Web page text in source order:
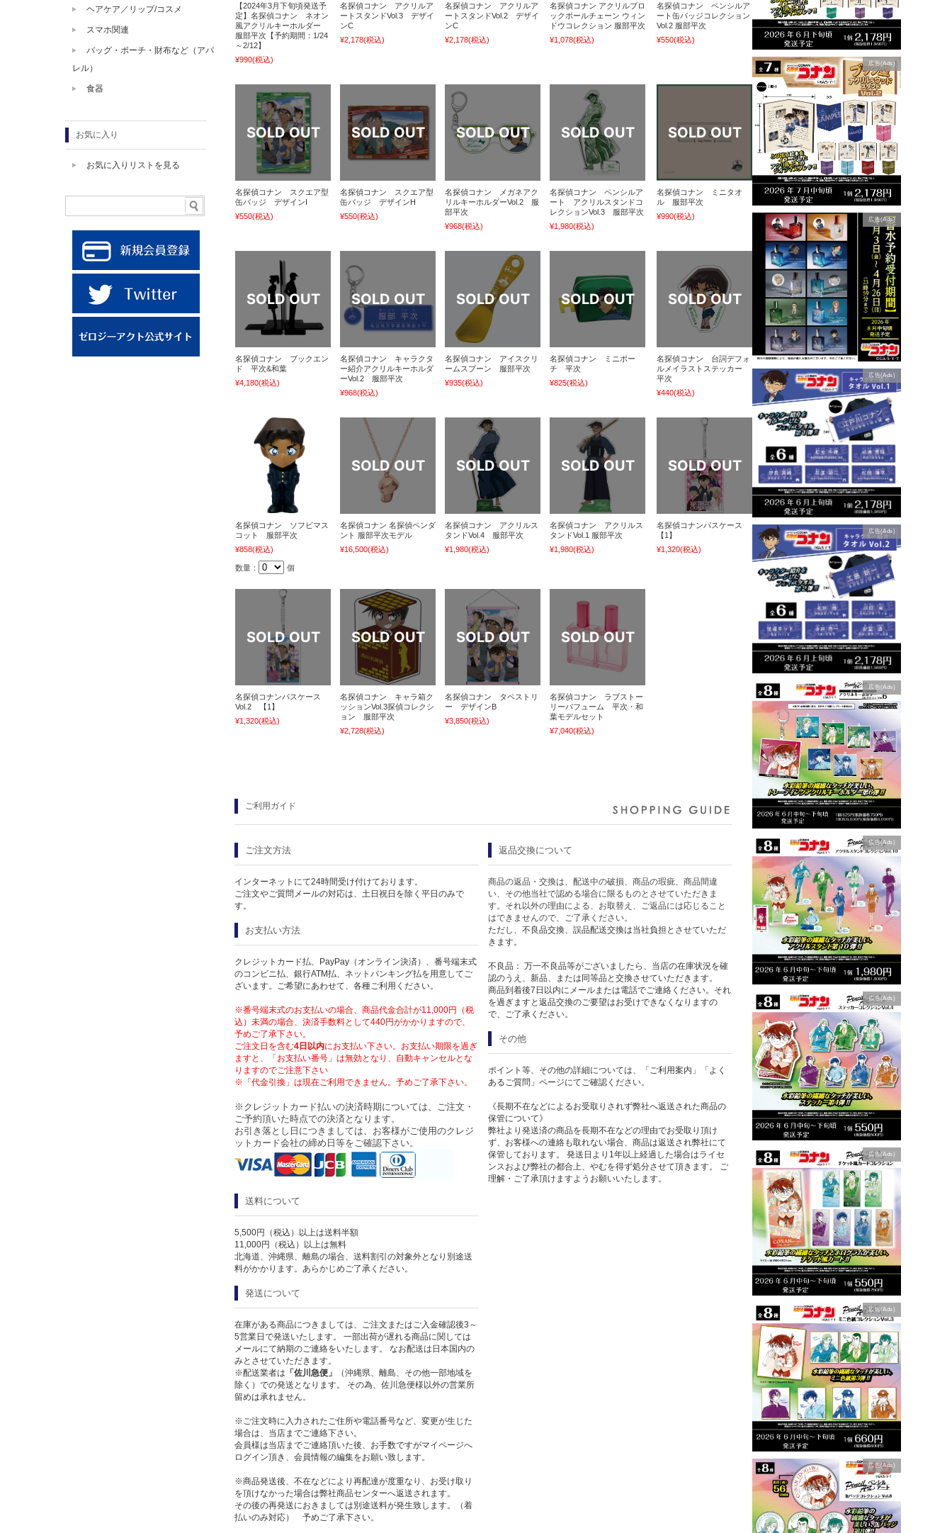
広告(Ads)
広告(Ads)
広告(Ads)
広告(Ads)
広告(Ads)
広告(Ads)
広告(Ads)
広告(Ads)
広告(Ads)
広告(Ads)
【2024年3月下旬頃発送予
定】名探偵コナン ネオン
風アクリルキーホルダー
服部平次【予約期間：1/24
～2/12】
¥990(税込)
名探偵コナン アクリルア
ートスタンドVol.3 デザイ
ンC
¥2,178(税込)
名探偵コナン アクリルア
ートスタンドVol.2 デザイ
ンC
¥2,178(税込)
名探偵コナン アクリルブロ
ックボールチェーン ウィン
ドウコレクション 服部平次
¥1,078(税込)
名探偵コナン ペンシルア
ート缶バッジコレクション
Vol.2 服部平次
¥550(税込)
名探偵コナン スクエア型
缶バッジ デザインI
¥550(税込)
名探偵コナン スクエア型
缶バッジ デザインH
¥550(税込)
名探偵コナン メガネアク
リルキーホルダーVol.2 服
部平次
¥968(税込)
名探偵コナン ペンシルア
ート アクリルスタンドコ
レクションVol.3 服部平次
¥1,980(税込)
名探偵コナン ミニタオ
ル 服部平次
¥990(税込)
名探偵コナン ブックエン
ド 平次&和葉
¥4,180(税込)
名探偵コナン キャラクタ
ー紹介アクリルキーホルダ
ーVol.2 服部平次
¥968(税込)
名探偵コナン アイスクリ
ームスプーン 服部平次
¥935(税込)
名探偵コナン ミニポー
チ 平次
¥825(税込)
名探偵コナン 台詞デフォ
ルメイラストステッカー
平次
¥440(税込)
名探偵コナン ソフビマス
コット 服部平次
¥858(税込)
数量： 個
名探偵コナン 名探偵ペンダ
ント 服部平次モデル
¥16,500(税込)
名探偵コナン アクリルス
タンドVol.4 服部平次
¥1,980(税込)
名探偵コナン アクリルス
タンドVol.1 服部平次
¥1,980(税込)
名探偵コナンパスケース
【1】
¥1,320(税込)
名探偵コナンパスケース
Vol.2 【1】
¥1,320(税込)
名探偵コナン キャラ箱ク
ッションVol.3探偵コレクシ
ョン 服部平次
¥2,728(税込)
名探偵コナン タペストリ
ー デザインB
¥3,850(税込)
名探偵コナン ラブストー
リーパフューム 平次・和
葉モデルセット
¥7,040(税込)
ご利用ガイド
ご注文方法
インターネットにて24時間受け付けております。
ご注文やご質問メールの対応は、土日祝日を除く平日のみで
す。
お支払い方法
クレジットカード払、PayPay（オンライン決済）、番号端末式
のコンビニ払、銀行ATM払、ネットバンキング払を用意してご
ざいます。ご希望にあわせて、各種ご利用ください。
※番号端末式のお支払いの場合、商品代金合計が11,000円（税
込）未満の場合、決済手数料として440円がかかりますので、
予めご了承下さい。
ご注文日を含む4日以内にお支払い下さい。お支払い期限を過ぎ
ますと、「お支払い番号」は無効となり、自動キャンセルとな
りますのでご注意下さい
※「代金引換」は現在ご利用できません。予めご了承下さい。
※クレジットカード払いの決済時期については、ご注文・
ご予約頂いた時点での決済となります。
お引き落とし日につきましては、お客様がご使用のクレジ
ットカード会社の締め日等をご確認下さい。
送料について
5,500円（税込）以上は送料半額
11,000円（税込）以上は無料
北海道、沖縄県、離島の場合、送料割引の対象外となり別途送
料がかかります。あらかじめご了承ください。
発送について
在庫がある商品につきましては、ご注文またはご入金確認後3～
5営業日で発送いたします。 一部出荷が遅れる商品に関しては
メールにて納期のご連絡をいたします。 なお配送は日本国内の
みとさせていただきます。
※配送業者は 「佐川急便」
（沖縄県、離島、その他一部地域を
除く）での発送となります。 その為、佐川急便様以外の営業所
留めは承れません。
※ご注文時に入力されたご住所や電話番号など、変更が生じた
場合は、当店までご連絡下さい。
会員様は当店までご連絡頂いた後、お手数ですがマイページへ
ログイン頂き、会員情報の編集をお願い致します。
※商品発送後、不在などにより再配達が度重なり、お受け取り
を頂けなかった場合は弊社商品センターへ返送されます。
その後の再発送におきましては別途送料が発生致します。（着
払いのみ対応） 予めご了承下さい。
返品交換について
商品の返品・交換は、配送中の破損、商品の瑕疵、商品間違
い、その他当社で認める場合に限るものとさせていただきま
す。それ以外の理由による、お取替え、ご返品には応じること
はできませんので、ご了承ください。
ただし、不良品交換、誤品配送交換は当社負担とさせていただ
きます。
不良品： 万一不良品等がございましたら、当店の在庫状況を確
認のうえ、新品、または同等品と交換させていただきます。
商品到着後7日以内にメールまたは電話でご連絡ください。それ
を過ぎますと返品交換のご要望はお受けできなくなりますの
で、ご了承ください。
その他
ポイント等、その他の詳細については、「ご利用案内」「よく
あるご質問」ページにてご確認ください。
《長期不在などによるお受取りされず弊社へ返送された商品の
保管について》
弊社より発送済の商品を長期不在などの理由でお受取り頂け
ず、お客様への連絡も取れない場合、商品は返送され弊社にて
保管しております。 発送日より1年以上経過した場合はライセ
ンスおよび弊社の都合上、やむを得ず処分させて頂きます。 ご
理解・ご了承頂けますようお願いいたします。
ヘアケア／リップ/コスメ
スマホ関連
バッグ・ポーチ・財布など（アパ
レル）
食器
お気に入り
お気に入りリストを見る